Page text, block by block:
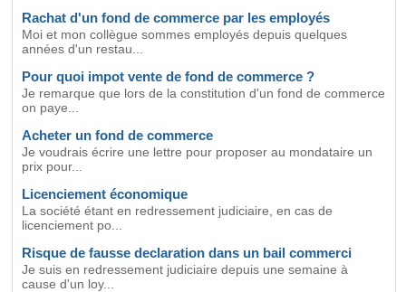
Rachat d'un fond de commerce par les employés
Moi et mon collègue sommes employés depuis quelques
années d'un restau...
Pour quoi impot vente de fond de commerce ?
Je remarque que lors de la constitution d'un fond de commerce
on paye...
Acheter un fond de commerce
Je voudrais écrire une lettre pour proposer au mondataire un
prix pour...
Licenciement économique
La société étant en redressement judiciaire, en cas de
licenciement po...
Risque de fausse declaration dans un bail commerci
Je suis en redressement judiciaire depuis une semaine à
cause d'un loy...